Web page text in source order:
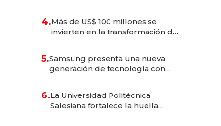
4.Más de US$ 100 millones se
invierten en la transformación de
5.Samsung presenta una nueva
generación de tecnología con
6.La Universidad Politécnica
Salesiana fortalece la huella